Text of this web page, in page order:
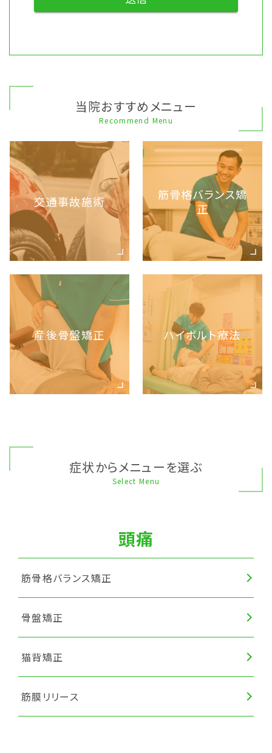
当院おすすめメニュー
Recommend Menu
交通事故施術
筋骨格バランス矯
正
産後骨盤矯正 ハイボルト療法
症状からメニューを選ぶ
Select Menu
頭痛
筋骨格バランス矯正
骨盤矯正
猫背矯正
筋膜リリース